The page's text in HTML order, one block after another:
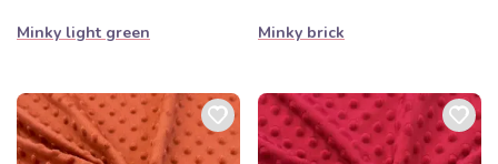
Minky light green Minky brick